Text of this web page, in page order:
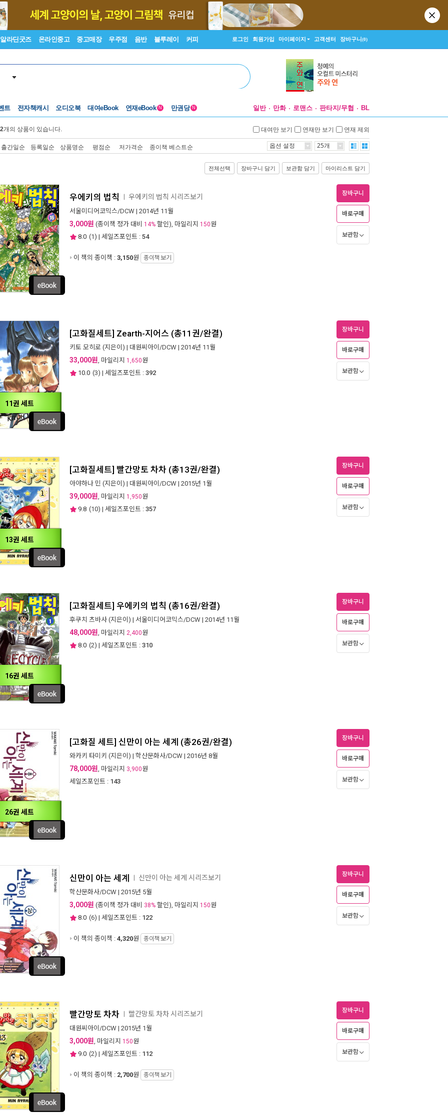
알라딘굿즈 온라인중고 중고매장 우주점 음반 블루레이 커피 로그인 회원가입 마이페이지 고객센터 장바구니(0)
트 전자책캐시 오디오북 대여eBook 연재eBook N 만권당 N 일반 만화 로맨스 판타지/무협 BL
개의 상품이 있습니다. 대여만 보기 연재만 보기 연재 제외
출간일순 등록일순 상품명순 평점순 저가격순 종이책 베스트순 옵션 설정 25개
전체선택 장바구니 담기 보관함 담기 마이리스트 담기
우에키의 법칙 우에키의 법칙 시리즈보기
서울미디어코믹스/DCW | 2014년 11월
3,000원 (종이책 정가 대비 14% 할인), 마일리지 150원
8.0 (1) | 세일즈포인트 : 54
이 책의 종이책 : 3,150원 종이책 보기
장바구니
바로구매
보관함
11권 세트
[고화질세트] Zearth-지어스 (총11권/완결)
키토 모히로 (지은이) | 대원씨아이/DCW | 2014년 11월
33,000원, 마일리지 1,650원
10.0 (3) | 세일즈포인트 : 392
장바구니
바로구매
보관함
13권 세트
[고화질세트] 빨간망토 차차 (총13권/완결)
아야하나 민 (지은이) | 대원씨아이/DCW | 2015년 1월
39,000원, 마일리지 1,950원
9.8 (10) | 세일즈포인트 : 357
장바구니
바로구매
보관함
16권 세트
[고화질세트] 우에키의 법칙 (총16권/완결)
후쿠치 츠바사 (지은이) | 서울미디어코믹스/DCW | 2014년 11월
48,000원, 마일리지 2,400원
8.0 (2) | 세일즈포인트 : 310
장바구니
바로구매
보관함
26권 세트
[고화질 세트] 신만이 아는 세계 (총26권/완결)
와카키 타미키 (지은이) | 학산문화사/DCW | 2016년 8월
78,000원, 마일리지 3,900원
세일즈포인트 : 143
장바구니
바로구매
보관함
신만이 아는 세계 신만이 아는 세계 시리즈보기
학산문화사/DCW | 2015년 5월
3,000원 (종이책 정가 대비 38% 할인), 마일리지 150원
8.0 (6) | 세일즈포인트 : 122
이 책의 종이책 : 4,320원 종이책 보기
장바구니
바로구매
보관함
빨간망토 차차 빨간망토 차차 시리즈보기
대원씨아이/DCW | 2015년 1월
3,000원, 마일리지 150원
9.0 (2) | 세일즈포인트 : 112
이 책의 종이책 : 2,700원 종이책 보기
장바구니
바로구매
보관함